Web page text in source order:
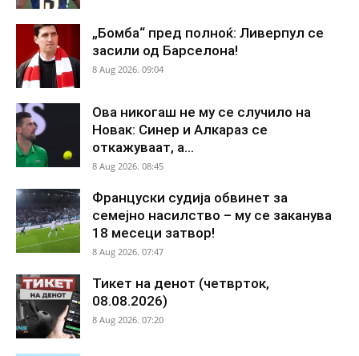
„Бомба“ пред полноќ: Ливерпул се
засили од Барселона!
8 Aug 2026. 09:04
Ова никогаш не му се случило на
Новак: Синер и Алкараз се
откажуваат, а...
8 Aug 2026. 08:45
Француски судија обвинет за
семејно насилство – му се заканува
18 месеци затвор!
8 Aug 2026. 07:47
Тикет на денот (четврток,
08.08.2026)
8 Aug 2026. 07:20